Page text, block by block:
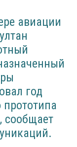
авиации
год
сообщает